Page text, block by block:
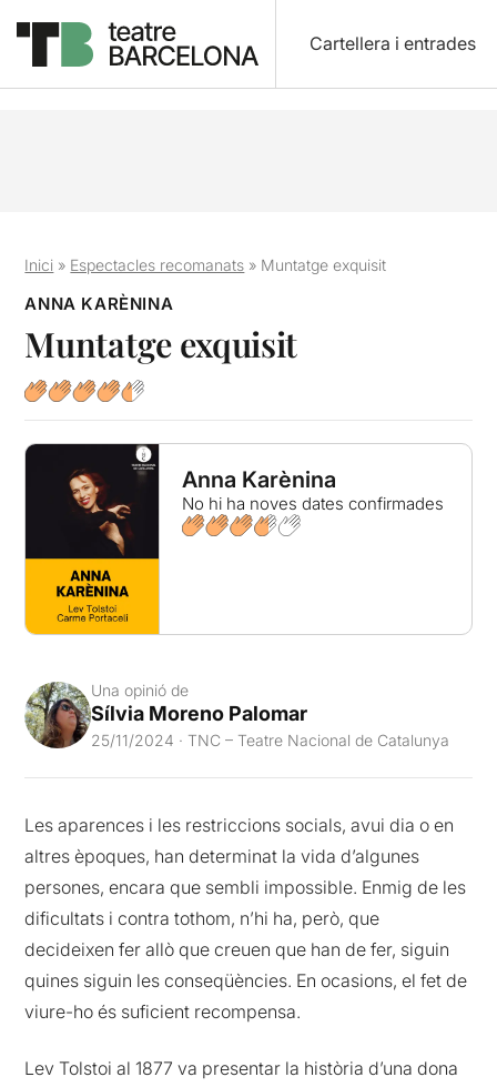
Cartellera i entrades
Inici » Espectacles recomanats » Muntatge exquisit
ANNA KARÈNINA
Muntatge exquisit
Anna Karènina
No hi ha noves dates confirmades
Una opinió de
Sílvia Moreno Palomar
25/11/2024 · TNC – Teatre Nacional de Catalunya
Les aparences i les restriccions socials, avui dia o en
altres èpoques, han determinat la vida d’algunes
persones, encara que sembli impossible. Enmig de les
dificultats i contra tothom, n’hi ha, però, que
decideixen fer allò que creuen que han de fer, siguin
quines siguin les conseqüències. En ocasions, el fet de
viure-ho és suficient recompensa.
Lev Tolstoi al 1877 va presentar la història d’una dona